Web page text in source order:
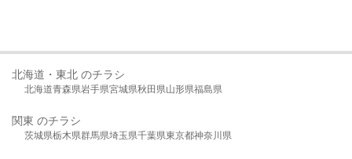
北海道・東北 のチラシ
北海道青森県岩手県宮城県秋田県山形県福島県
関東 のチラシ
茨城県栃木県群馬県埼玉県千葉県東京都神奈川県